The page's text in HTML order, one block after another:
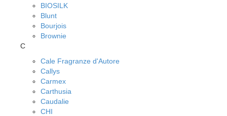
BIOSILK
Blunt
Bourjois
Brownie
C
Cale Fragranze d'Autore
Callys
Carmex
Carthusia
Caudalie
CHI